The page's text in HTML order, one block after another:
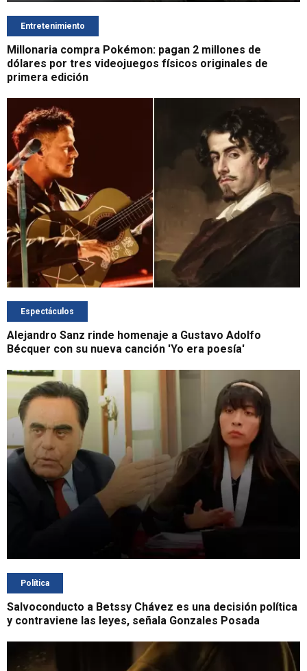
Entretenimiento
Millonaria compra Pokémon: pagan 2 millones de
dólares por tres videojuegos físicos originales de
primera edición
Espectáculos
Alejandro Sanz rinde homenaje a Gustavo Adolfo
Bécquer con su nueva canción 'Yo era poesía'
Política
Salvoconducto a Betssy Chávez es una decisión política
y contraviene las leyes, señala Gonzales Posada